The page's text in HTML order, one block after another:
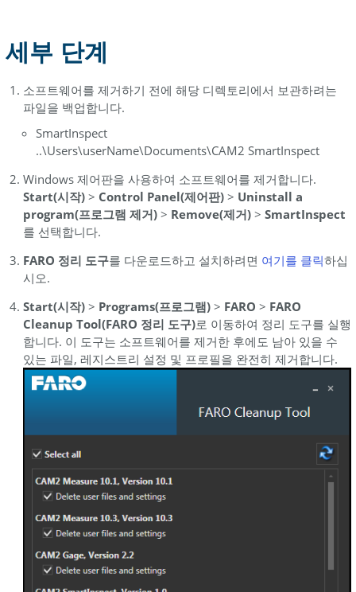
세부 단계
소프트웨어를 제거하기 전에 해당 디렉토리에서 보관하려는
파일을 백업합니다.
SmartInspect
..\Users\userName\Documents\CAM2 SmartInspect
Windows 제어판을 사용하여 소프트웨어를 제거합니다.
Start(시작) > Control Panel(제어판)> Uninstall a
program(프로그램 제거)> Remove(제거)> SmartInspect
를 선택합니다.
FARO 정리 도구를 다운로드하고 설치하려면 여기를 클릭하십
시오.
Start(시작) > Programs(프로그램) > FARO > FARO
Cleanup Tool(FARO 정리 도구)로 이동하여 정리 도구를 실행
합니다. 이 도구는 소프트웨어를 제거한 후에도 남아 있을 수
있는 파일, 레지스트리 설정 및 프로필을 완전히 제거합니다.